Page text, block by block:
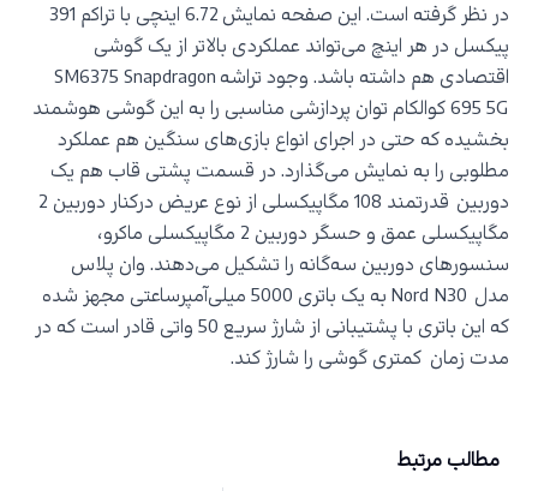
در نظر گرفته است. این صفحه نمایش 6.72 اینچی با تراکم 391
پیکسل در هر اینچ می‌تواند عملکردی بالاتر از یک گوشی
اقتصادی هم داشته باشد. وجود تراشه SM6375 Snapdragon
695 5Gکوالکام توان پردازشی مناسبی را به این گوشی هوشمند
بخشیده که حتی در اجرای انواع بازی‌های سنگین هم عملکرد
مطلوبی را به نمایش می‌گذارد. در قسمت پشتی قاب هم یک
دوربین
قدرتمند 108 مگاپیکسلی از نوع عریض درکنار دوربین 2
مگاپیکسلی عمق و حسگر دوربین 2 مگاپیکسلی ماکرو،
سنسورهای دوربین سه‌گانه را تشکیل می‌دهند. وان پلاس
مدل Nord N30
به یک باتری 5000 میلی‌آمپرساعتی مجهز شده
که این باتری با پشتیبانی از شارژ سریع 50 واتی قادر است که در
مدت زمان کمتری گوشی را شارژ کند.
مطالب مرتبط